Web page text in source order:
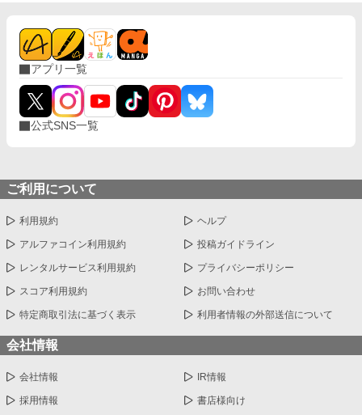
アプリ一覧
公式SNS一覧
ご利用について
利用規約 ヘルプ
アルファコイン利用規約 投稿ガイドライン
レンタルサービス利用規約 プライバシーポリシー
スコア利用規約 お問い合わせ
特定商取引法に基づく表示 利用者情報の外部送信について
会社情報
会社情報 IR情報
採用情報 書店様向け